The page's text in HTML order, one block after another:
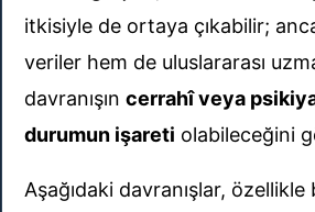
itkisiyle de ortaya çıkabilir;
veriler hem de uluslararası
davranışın cerrahî veya
durumun işareti olabileceğini
Aşağıdaki davranışlar,